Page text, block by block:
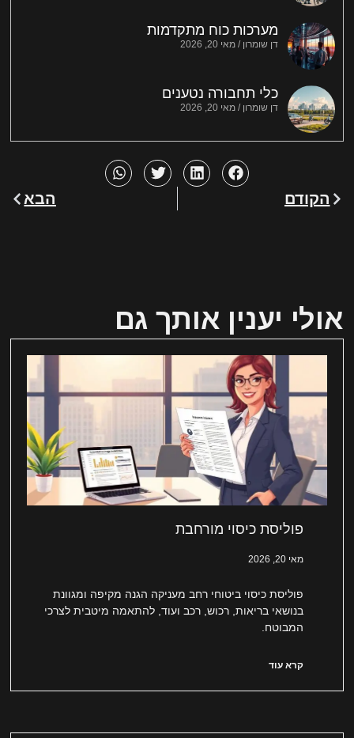
מערכות כוח מתקדמות
דן שומרון מאי 20, 2026
כלי תחבורה נטענים
דן שומרון מאי 20, 2026
הקודם הבא
אולי יענין אותך גם
פוליסת כיסוי מורחבת
מאי 20, 2026
פוליסת כיסוי ביטוחי רחב מעניקה הגנה מקיפה ומגוונת
בנושאי בריאות, רכוש, רכב ועוד, להתאמה מיטבית לצרכי
המבוטח.
קרא עוד